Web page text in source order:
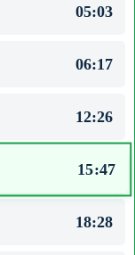
05:03
06:17
12:26
15:47
18:28